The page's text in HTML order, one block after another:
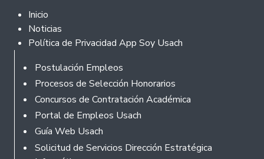
Footer 2
Inicio
Noticias
Política de Privacidad App Soy Usach
Rodapé
Postulación Empleos
Procesos de Selección Honorarios
Concursos de Contratación Académica
Portal de Empleos Usach
Guía Web Usach
Solicitud de Servicios Dirección Estratégica